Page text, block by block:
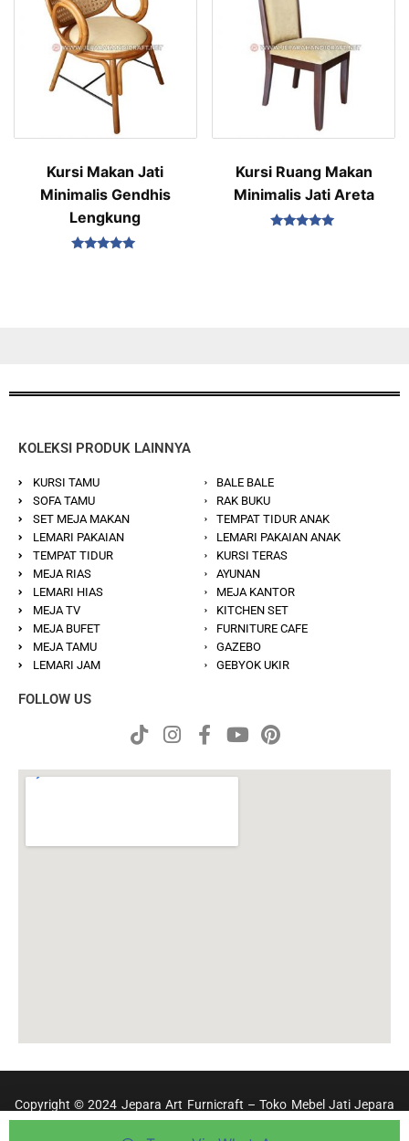
Kursi Makan Jati
Minimalis Gendhis
Lengkung
Kursi Ruang Makan
Minimalis Jati Areta
KOLEKSI PRODUK LAINNYA
KURSI TAMU
SOFA TAMU
SET MEJA MAKAN
LEMARI PAKAIAN
TEMPAT TIDUR
MEJA RIAS
LEMARI HIAS
MEJA TV
MEJA BUFET
MEJA TAMU
LEMARI JAM
BALE BALE
RAK BUKU
TEMPAT TIDUR ANAK
LEMARI PAKAIAN ANAK
KURSI TERAS
AYUNAN
MEJA KANTOR
KITCHEN SET
FURNITURE CAFE
GAZEBO
GEBYOK UKIR
FOLLOW US
Copyright © 2024 Jepara Art Furnicraft – Toko Mebel Jati Jepara
Terpercaya